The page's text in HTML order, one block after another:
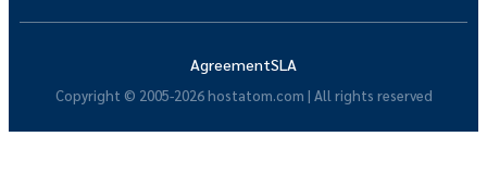
Copyright © 2005-2026 hostatom.com | All rights reserved
AgreementSLA